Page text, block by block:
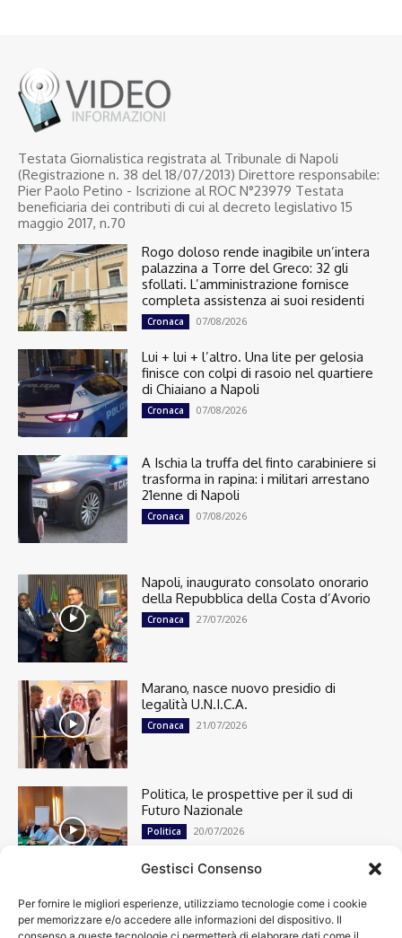
Gestisci Consenso
Per fornire le migliori esperienze, utilizziamo tecnologie come i cookie
per memorizzare e/o accedere alle informazioni del dispositivo. Il
Testata Giornalistica registrata al Tribunale di Napoli
(Registrazione n. 38 del 18/07/2013) Direttore responsabile:
Pier Paolo Petino - Iscrizione al ROC N°23979 Testata
beneficiaria dei contributi di cui al decreto legislativo 15
maggio 2017, n.70
Rogo doloso rende inagibile un’intera
palazzina a Torre del Greco: 32 gli
sfollati. L’amministrazione fornisce
completa assistenza ai suoi residenti
Cronaca 07/08/2026
Lui + lui + l’altro. Una lite per gelosia
finisce con colpi di rasoio nel quartiere
di Chiaiano a Napoli
Cronaca 07/08/2026
A Ischia la truffa del finto carabiniere si
trasforma in rapina: i militari arrestano
21enne di Napoli
Cronaca 07/08/2026
Napoli, inaugurato consolato onorario
della Repubblica della Costa d’Avorio
Cronaca 27/07/2026
Marano, nasce nuovo presidio di
legalità U.N.I.C.A.
Cronaca 21/07/2026
Politica, le prospettive per il sud di
Futuro Nazionale
Politica 20/07/2026
Cronaca
13496
Attualità
7302